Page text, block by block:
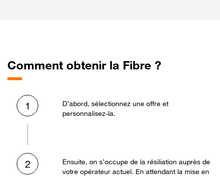
Comment obtenir la Fibre ?
1
D’abord, sélectionnez une offre et
personnalisez-la.
2
Ensuite, on s’occupe de la résiliation auprès de
votre opérateur actuel. En attendant la mise en